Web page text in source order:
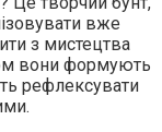
вже
з мистецтва
вони формують
рефлексувати